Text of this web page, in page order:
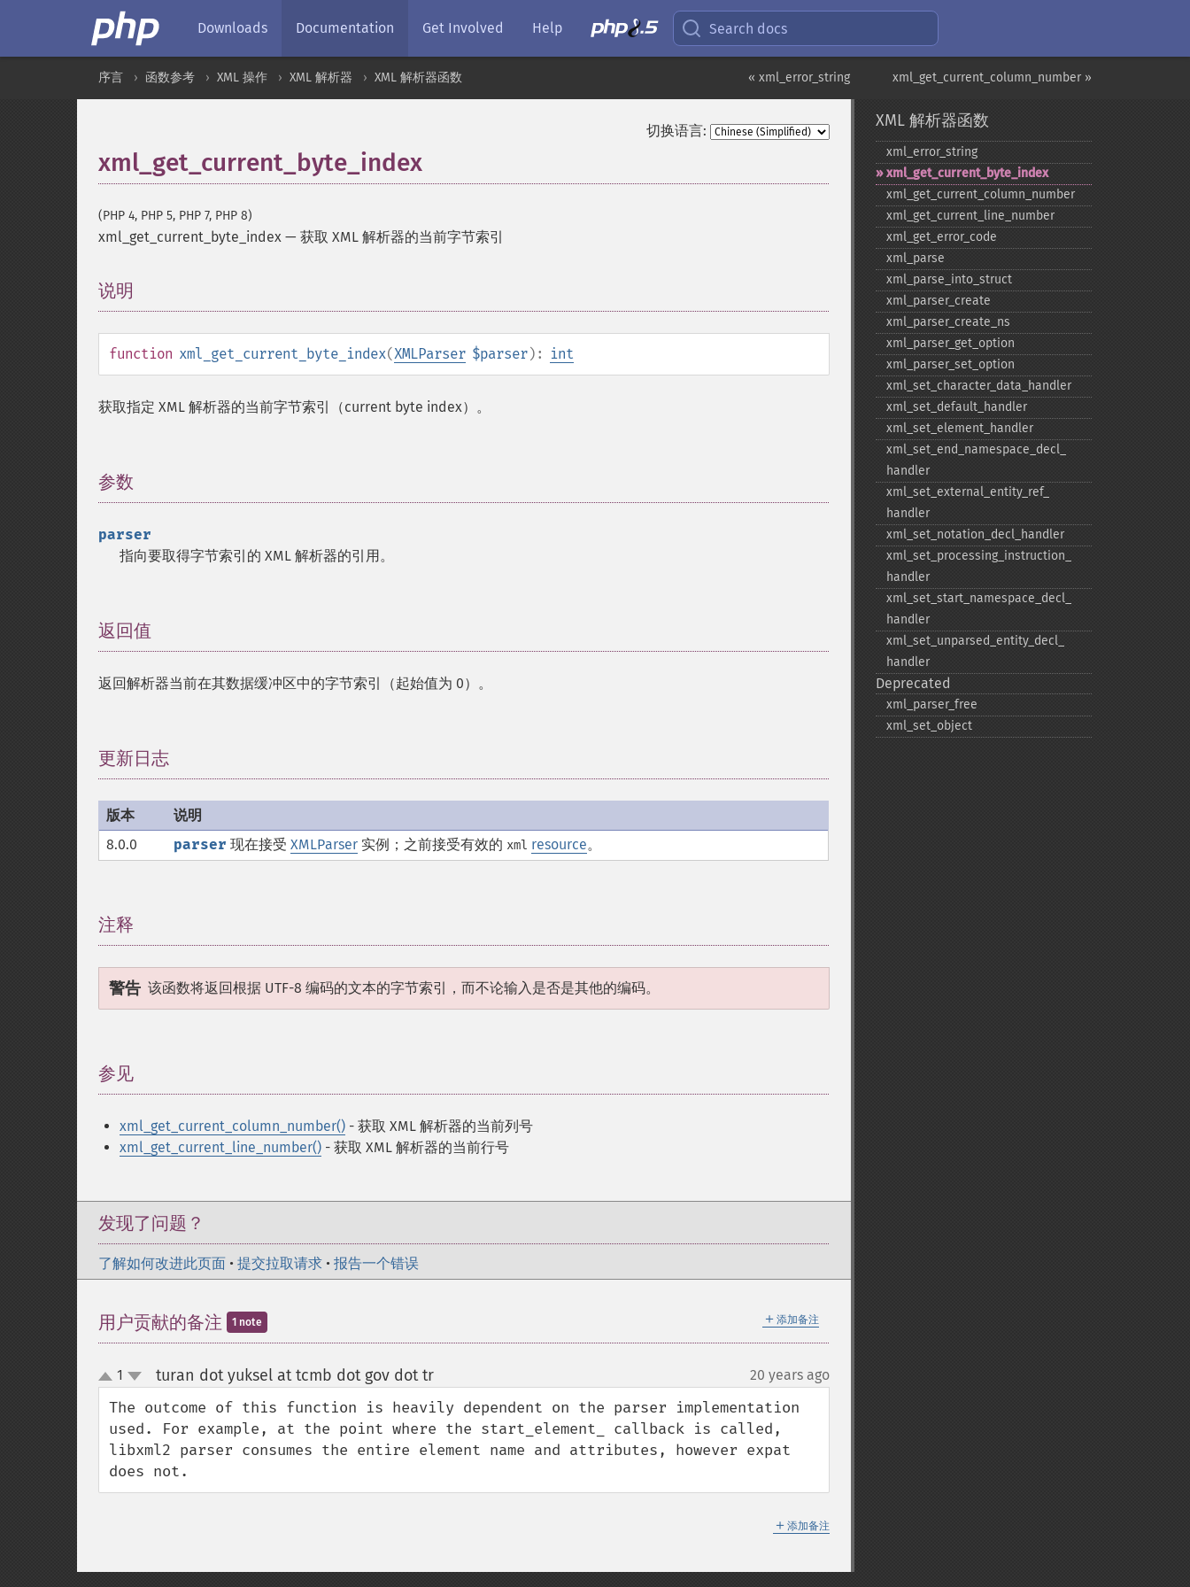
Downloads Documentation Get Involved Help Search docs
xml_get_current_column_number »
« xml_error_string
序言 函数参考 XML 操作 XML 解析器 XML 解析器函数
切换语言:
xml_get_current_byte_index
(PHP 4, PHP 5, PHP 7, PHP 8)
xml_get_current_byte_index — 获取 XML 解析器的当前字节索引
说明
function xml_get_current_byte_index(XMLParser $parser): int
获取指定 XML 解析器的当前字节索引（current byte index）。
参数
parser
指向要取得字节索引的 XML 解析器的引用。
返回值
返回解析器当前在其数据缓冲区中的字节索引（起始值为 0）。
更新日志
版本
说明
8.0.0
parser 现在接受 XMLParser 实例；之前接受有效的 xml resource。
注释
警告 该函数将返回根据 UTF-8 编码的文本的字节索引，而不论输入是否是其他的编码。
参见
xml_get_current_column_number() - 获取 XML 解析器的当前列号
xml_get_current_line_number() - 获取 XML 解析器的当前行号
发现了问题？
了解如何改进此页面 • 提交拉取请求 • 报告一个错误
＋ 添加备注
用户贡献的备注 1 note
up
down
1 turan dot yuksel at tcmb dot gov dot tr¶ 20 years ago
The outcome of this function is heavily dependent on the parser implementation
used. For example, at the point where the start_element_ callback is called,
libxml2 parser consumes the entire element name and attributes, however expat
does not.
＋ 添加备注
XML 解析器函数
xml_​error_​string
xml_​get_​current_​byte_​index
xml_​get_​current_​column_​number
xml_​get_​current_​line_​number
xml_​get_​error_​code
xml_​parse
xml_​parse_​into_​struct
xml_​parser_​create
xml_​parser_​create_​ns
xml_​parser_​get_​option
xml_​parser_​set_​option
xml_​set_​character_​data_​handler
xml_​set_​default_​handler
xml_​set_​element_​handler
xml_​set_​end_​namespace_​decl_​
handler
xml_​set_​external_​entity_​ref_​
handler
xml_​set_​notation_​decl_​handler
xml_​set_​processing_​instruction_​
handler
xml_​set_​start_​namespace_​decl_​
handler
xml_​set_​unparsed_​entity_​decl_​
handler
Deprecated
xml_​parser_​free
xml_​set_​object